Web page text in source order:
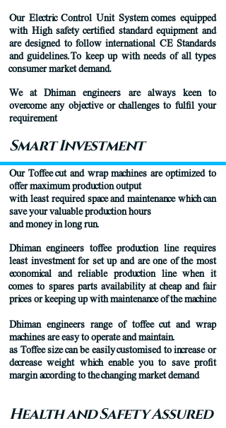
Our Electric Control Unit System comes equipped
with High safety certified standard equipment and
are designed to follow international CE Standards
and guidelines.To keep up with needs of all types
consumer market demand,
We at Dhiman engineers are always keen to
overcome any objective or challenges to fulfil your
requirement
Smart Investment
Our Toffee cut and wrap machines are optimized to
offer maximum production output
with least required space and maintenance which can
save your valuable production hours
and money in long run.
Dhiman engineers toffee production line requires
least investment for set up and are one of the most
economical and reliable production line when it
comes to spares parts availability at cheap and fair
prices or keeping up with maintenance of the machine
Dhiman engineers range of toffee cut and wrap
machines are easy to operate and maintain.
as Toffee size can be easily customised to increase or
decrease weight which enable you to save profit
margin according to the changing market demand
Health and Safety Assured